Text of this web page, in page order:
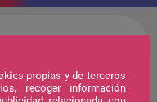
propias y de terceros
recoger información